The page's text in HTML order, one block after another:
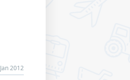
Jan 2012